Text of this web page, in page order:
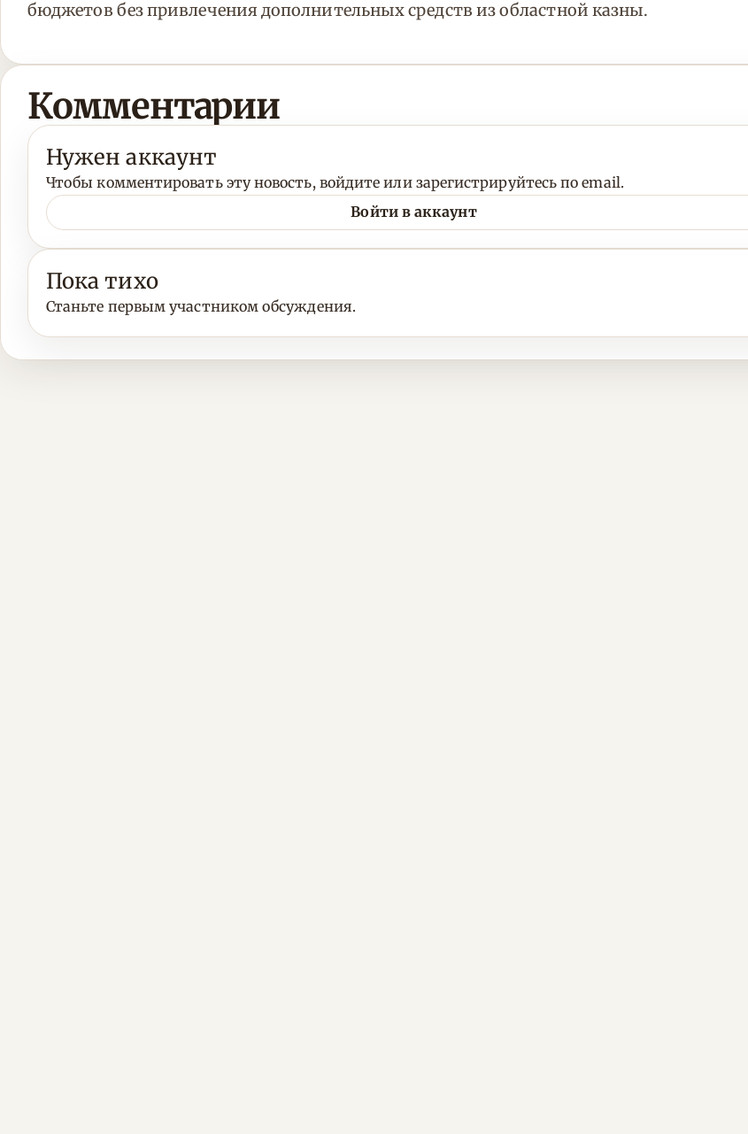
бюджетов без привлечения дополнительных средств из областной казны.
Комментарии
Нужен аккаунт
Чтобы комментировать эту новость, войдите или зарегистрируйтесь по email.
Войти в аккаунт
Пока тихо
Станьте первым участником обсуждения.